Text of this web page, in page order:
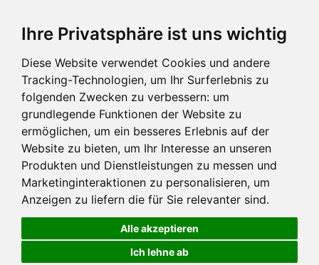
Ihre Privatsphäre ist uns wichtig
Diese Website verwendet Cookies und andere
Tracking-Technologien, um Ihr Surferlebnis zu
folgenden Zwecken zu verbessern: um
grundlegende Funktionen der Website zu
ermöglichen, um ein besseres Erlebnis auf der
Website zu bieten, um Ihr Interesse an unseren
Produkten und Dienstleistungen zu messen und
Marketinginteraktionen zu personalisieren, um
Anzeigen zu liefern die für Sie relevanter sind.
Alle akzeptieren
Ich lehne ab
Hauptinhalt